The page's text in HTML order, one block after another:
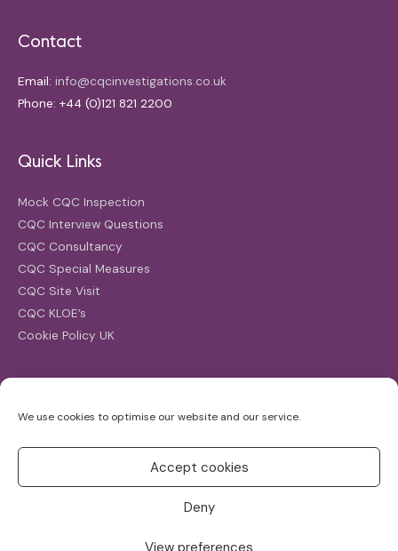
We use cookies to optimise our website and our service.
Accept cookies
Deny
View preferences
Contact
Email: info@cqcinvestigations.co.uk
Phone: +44 (0)121 821 2200
Quick Links
Mock CQC Inspection
CQC Interview Questions
CQC Consultancy
CQC Special Measures
CQC Site Visit
CQC KLOE’s
Cookie Policy UK
for: